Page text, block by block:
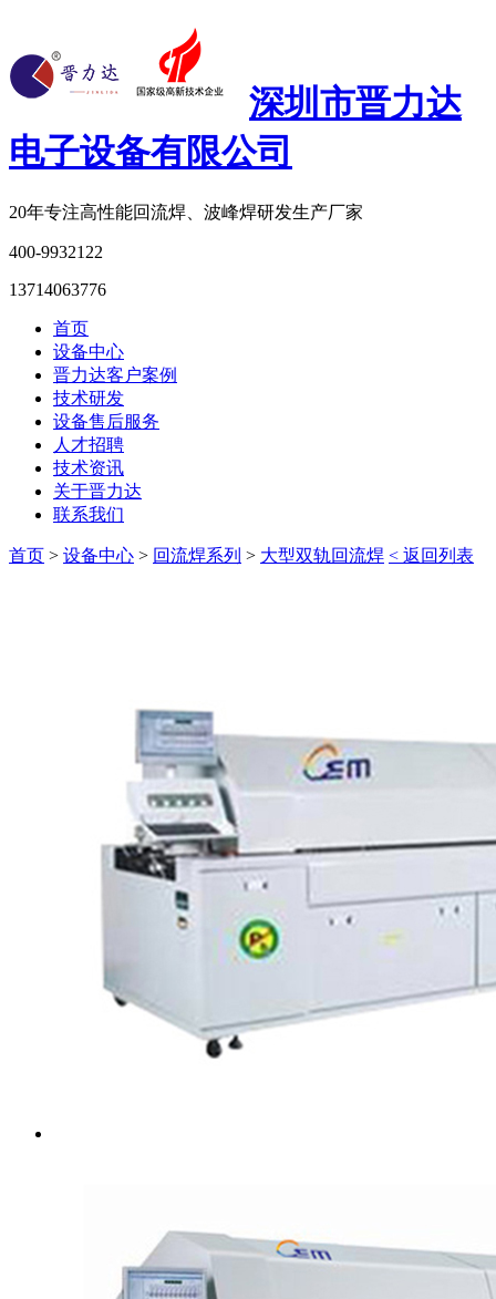
深圳市晋力达
电子设备有限公司
20年专注高性能回流焊、波峰焊研发生产厂家
400-9932122
13714063776
首页
设备中心
晋力达客户案例
技术研发
设备售后服务
人才招聘
技术资讯
关于晋力达
联系我们
首页 > 设备中心 > 回流焊系列 > 大型双轨回流焊 < 返回列表